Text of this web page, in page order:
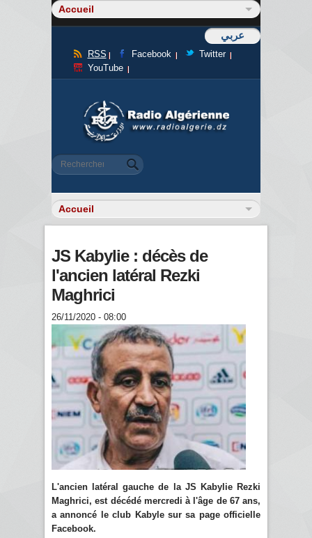
عربي
RSS Facebook
Twitter
YouTube
Formulaire de recherche
Rechercher
JS Kabylie : décès de
l'ancien latéral Rezki
Maghrici
26/11/2020 - 08:00
L'ancien latéral gauche de la JS Kabylie Rezki
Maghrici, est décédé mercredi à l'âge de 67 ans,
a annoncé le club Kabyle sur sa page officielle
Facebook.